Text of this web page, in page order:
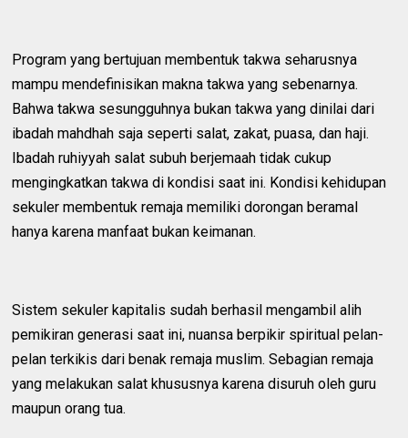
Program yang bertujuan membentuk takwa seharusnya
mampu mendefinisikan makna takwa yang sebenarnya.
Bahwa takwa sesungguhnya bukan takwa yang dinilai dari
ibadah mahdhah saja seperti salat, zakat, puasa, dan haji.
Ibadah ruhiyyah salat subuh berjemaah tidak cukup
mengingkatkan takwa di kondisi saat ini. Kondisi kehidupan
sekuler membentuk remaja memiliki dorongan beramal
hanya karena manfaat bukan keimanan.
Sistem sekuler kapitalis sudah berhasil mengambil alih
pemikiran generasi saat ini, nuansa berpikir spiritual pelan-
pelan terkikis dari benak remaja muslim. Sebagian remaja
yang melakukan salat khususnya karena disuruh oleh guru
maupun orang tua.